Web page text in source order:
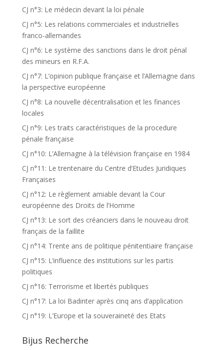
CJ n°3: Le médecin devant la loi pénale
CJ n°5: Les relations commerciales et industrielles
franco-allemandes
CJ n°6: Le système des sanctions dans le droit pénal
des mineurs en R.F.A.
CJ n°7: L’opinion publique française et l’Allemagne dans
la perspective européenne
CJ n°8: La nouvelle décentralisation et les finances
locales
CJ n°9: Les traits caractéristiques de la procedure
pénale française
CJ n°10: L’Allemagne à la télévision française en 1984
CJ n°11: Le trentenaire du Centre d’Etudes Juridiques
Françaises
CJ n°12: Le règlement amiable devant la Cour
européenne des Droits de l’Homme
CJ n°13: Le sort des créanciers dans le nouveau droit
français de la faillite
CJ n°14: Trente ans de politique pénitentiaire française
CJ n°15: L’influence des institutions sur les partis
politiques
CJ n°16: Terrorisme et libertés publiques
CJ n°17: La loi Badinter après cinq ans d’application
CJ n°19: L’Europe et la souveraineté des Etats
Bijus Recherche